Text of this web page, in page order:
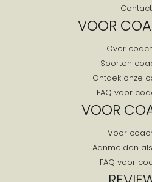
Contact
VOOR
Over
Soorten
Ontdek onze
FAQ voor
VOOR
Voor
Aanmelden
FAQ voor